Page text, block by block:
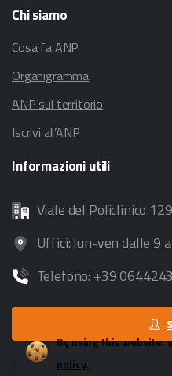
Chisiamo
Cosa fa ANP
Organigramma
ANP sul territorio
Iscrivi all’ANP
Informazioniutili
Viale del Policlinico
Uffici: lun-ven dalle 9
Telefono: +39
By using this website,
policy.